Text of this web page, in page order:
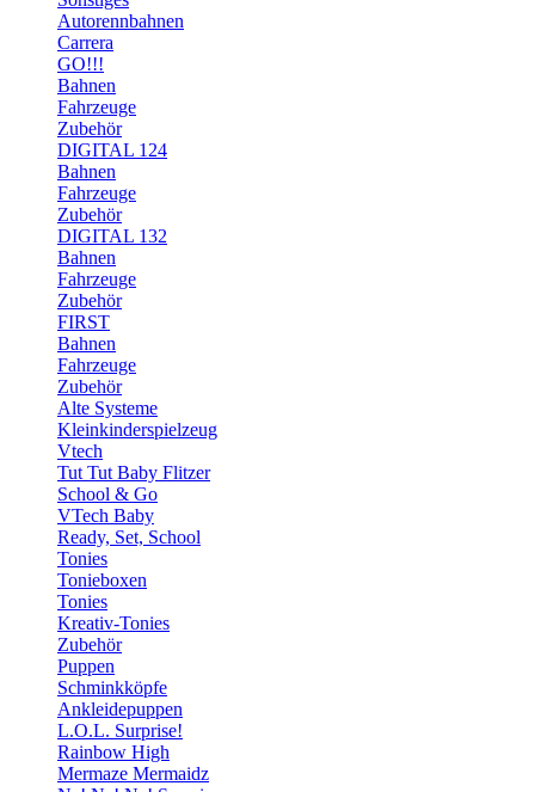
Autorennbahnen
Carrera
GO!!!
Bahnen
Fahrzeuge
Zubehör
DIGITAL 124
Bahnen
Fahrzeuge
Zubehör
DIGITAL 132
Bahnen
Fahrzeuge
Zubehör
FIRST
Bahnen
Fahrzeuge
Zubehör
Alte Systeme
Kleinkinderspielzeug
Vtech
Tut Tut Baby Flitzer
School & Go
VTech Baby
Ready, Set, School
Tonies
Tonieboxen
Tonies
Kreativ-Tonies
Zubehör
Puppen
Schminkköpfe
Ankleidepuppen
L.O.L. Surprise!
Rainbow High
Mermaze Mermaidz